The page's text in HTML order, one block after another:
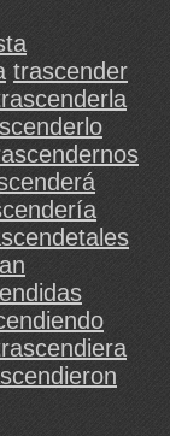
trascender